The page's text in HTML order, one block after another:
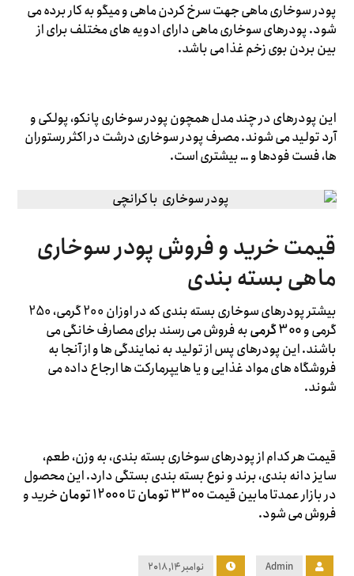
پودر سوخاری ماهی جهت سرخ کردن ماهی و میگو به کار برده می
شود. پودرهای سوخاری ماهی دارای ادویه های مختلف برای از
بین بردن بوی زخم غذا می باشد.
این پودرهای در چند مدل همچون پودر سوخاری پانکو، پولکی و
آرد تولید می شوند. مصرف پودر سوخاری درشت در اکثر رستوران
ها، فست فودها و … بیشتری است.
قیمت خرید و فروش پودر سوخاری
ماهی بسته بندی
بیشتر پودرهای سوخاری بسته بندی که در اوزان 200 گرمی، 250
گرمی و300 گرمی
به فروش می رسند برای مصارف خانگی می
باشند. این پودرهای پس از تولید به نمایندگی ها و از آنجا به
فروشگاه های مواد غذایی و یا هایپرمارکت ها ارجاع داده می
شوند.
قیمت هر کدام از پودرهای سوخاری بسته بندی، به وزن، طعم،
سایز دانه بندی، برند و نوع بسته بندی بستگی دارد. این محصول
در بازار عمدتا مابین قیمت3300 تومان تا12000 تومان
خرید و
فروش می شود.
Admin نوامبر ۱۴, ۲۰۱۸